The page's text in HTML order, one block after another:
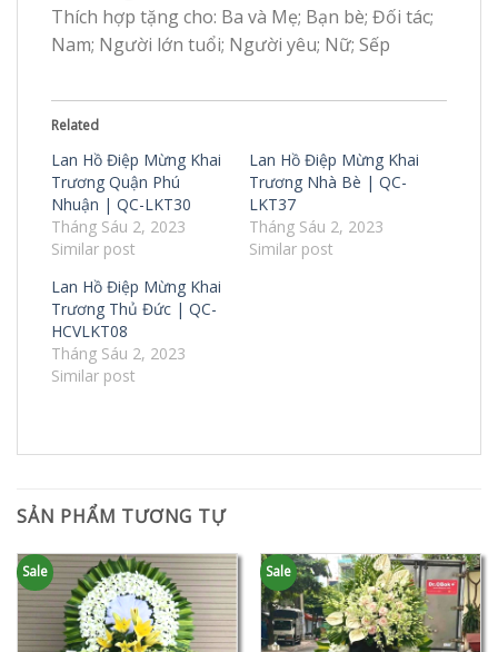
Thích hợp tặng cho: Ba và Mẹ; Bạn bè; Đối tác;
Nam; Người lớn tuổi; Người yêu; Nữ; Sếp
Related
Lan Hồ Điệp Mừng Khai
Trương Quận Phú
Nhuận | QC-LKT30
Tháng Sáu 2, 2023
Similar post
Lan Hồ Điệp Mừng Khai
Trương Nhà Bè | QC-
LKT37
Tháng Sáu 2, 2023
Similar post
Lan Hồ Điệp Mừng Khai
Trương Thủ Đức | QC-
HCVLKT08
Tháng Sáu 2, 2023
Similar post
SẢN PHẨM TƯƠNG TỰ
Sale Sale